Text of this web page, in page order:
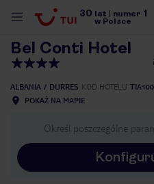
30 lat numer 1
w Polsce
Bel Conti Hotel
ALBANIA DURRES KOD HOTELU
POKAŻ NA MAPIE
Określ poszczególne